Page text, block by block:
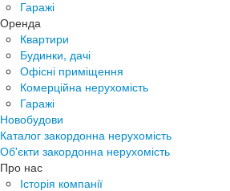
Гаражі
Оренда
Квартири
Будинки, дачі
Офісні приміщення
Комерційна нерухомість
Гаражі
Новобудови
Каталог закордонна нерухомість
Об'єкти закордонна нерухомість
Про нас
Історія компанії